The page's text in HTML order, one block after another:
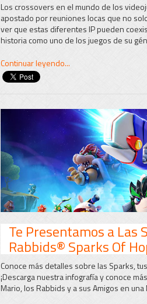
Los crossovers en el mundo de los
apostado por reuniones locas que no
ver que estas diferentes IP pueden
historia como uno de los juegos de su
Continuar leyendo...
Te Presentamos a Las
Rabbids® Sparks Of
Conoce más detalles sobre las Sparks,
¡Descarga nuestra infografía y conoce
Mario, los Rabbids y a sus Amigos en una